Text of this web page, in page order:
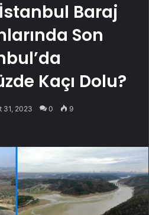
Baraj
Son
Kaçı Dolu?
31, 2023 0 9